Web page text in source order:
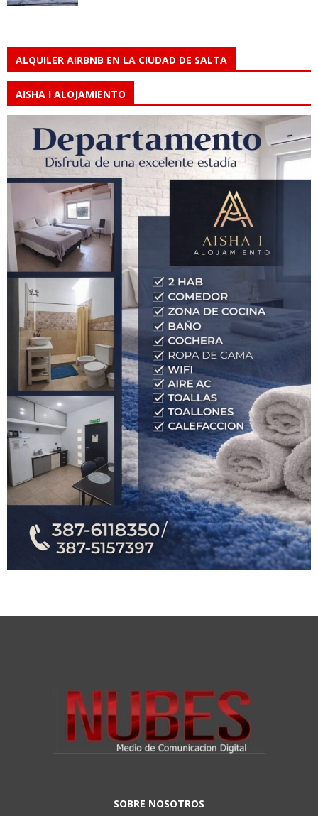
ALQUILER AIRBNB EN LA CIUDAD DE SALTA
AISHA I ALOJAMIENTO
SOBRE NOSOTROS